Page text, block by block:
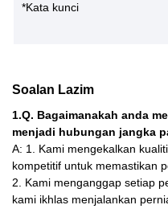
*Kata kunci
Soalan Lazim
1.Q. Bagaimanakah anda
menjadi hubungan jangka
A: 1. Kami mengekalkan
kompetitif untuk memastikan
2. Kami menganggap setiap
kami ikhlas menjalankan